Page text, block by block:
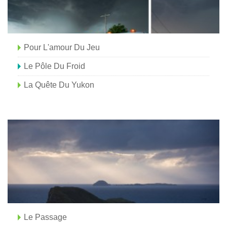
Pour L'amour Du Jeu
Le Pôle Du Froid
La Quête Du Yukon
Le Passage